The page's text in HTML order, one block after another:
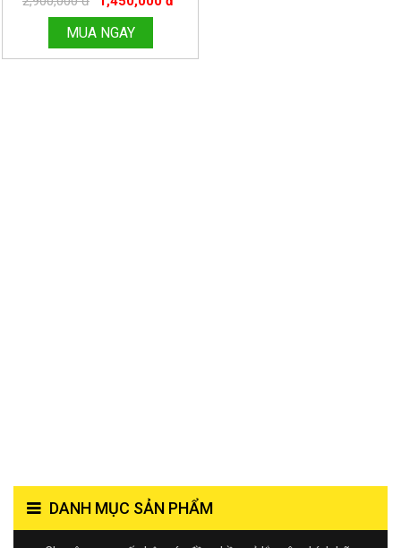
ĐỒNG HỒ THANH HÙNG.
MUA NGAY
DANH MỤC SẢN PHẨM